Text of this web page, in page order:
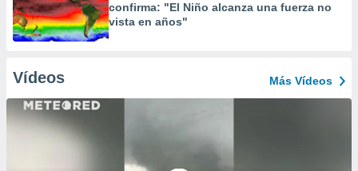
confirma: "El Niño alcanza una fuerza no
vista en años"
Vídeos Más Vídeos